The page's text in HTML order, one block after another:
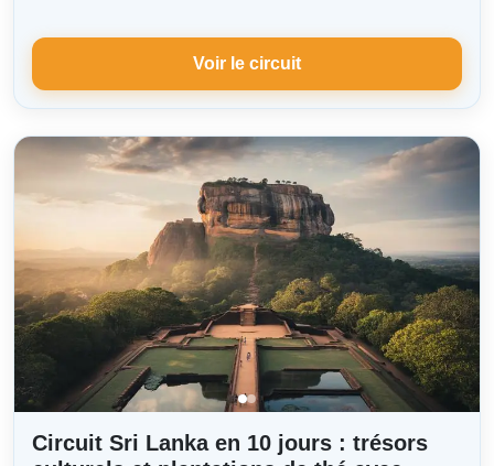
Voir le circuit
Circuit Sri Lanka en 10 jours : trésors